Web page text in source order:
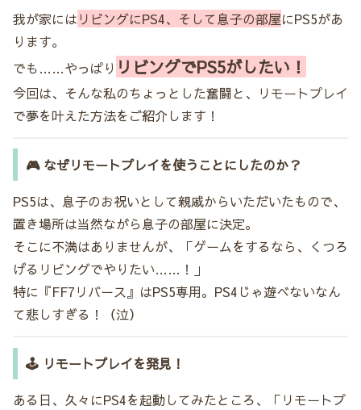
我が家にはリビングにPS4、そして息子の部屋にPS5があ
ります。
でも……やっぱり リビングでPS5がしたい！
今回は、そんな私のちょっとした奮闘と、リモートプレイ
で夢を叶えた方法をご紹介します！
🎮 なぜリモートプレイを使うことにしたのか？
PS5は、息子のお祝いとして親戚からいただいたもので、
置き場所は当然ながら息子の部屋に決定。
そこに不満はありませんが、「ゲームをするなら、くつろ
げるリビングでやりたい……！」
特に『FF7リバース』はPS5専用。PS4じゃ遊べないなん
て悲しすぎる！（泣）
🕹️ リモートプレイを発見！
ある日、久々にPS4を起動してみたところ、「リモートプ